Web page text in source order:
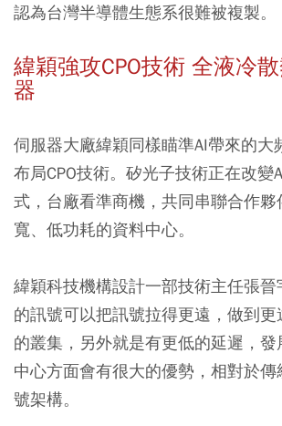
認為台灣半導體生態系很難被複製。
緯穎強攻CPO技術 全液冷
器
伺服器大廠緯穎同樣瞄準AI帶來的大
布局CPO技術。矽光子技術正在改變
式，台廠看準商機，共同串聯合作
寬、低功耗的資料中心。
緯穎科技機構設計一部技術主任張
的訊號可以把訊號拉得更遠，做到
的叢集，另外就是有更低的延遲，發
中心方面會有很大的優勢，相對於
號架構。